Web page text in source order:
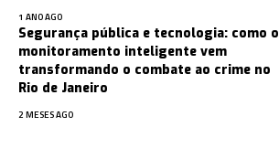
1 ANO AGO
Segurança pública e tecnologia: como o
monitoramento inteligente vem
transformando o combate ao crime no
Rio de Janeiro
2 MESES AGO